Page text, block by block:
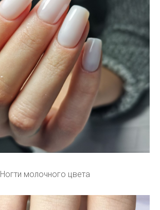
Ногти молочного цвета